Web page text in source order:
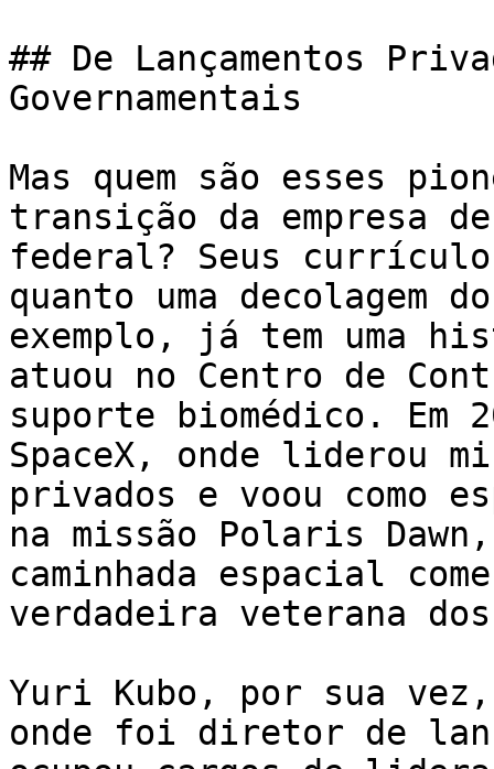
## De Lançamentos
Governamentais
Mas quem são esses
transição da empresa
federal? Seus
quanto uma decolagem
exemplo, já tem uma
atuou no Centro de
suporte biomédico. Em
SpaceX, onde liderou
privados e voou como
na missão Polaris
caminhada espacial
verdadeira veterana
Yuri Kubo, por sua vez,
onde foi diretor de